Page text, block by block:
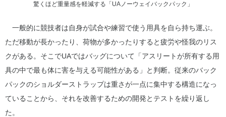
驚くほど重量感を軽減する「UAノーウェイバックパック」
一般的に競技者は自身が試合や練習で使う用具を自ら持ち運ぶ。
ただ移動が長かったり、荷物が多かったりすると疲労や怪我のリス
クがある。そこでUAではバッグについて「アスリートが所有する用
具の中で最も体に害を与える可能性がある」と判断。従来のバック
パックのショルダーストラップは重さが一点に集中する構造になっ
ていることから、それを改善するための開発とテストを繰り返し
た。